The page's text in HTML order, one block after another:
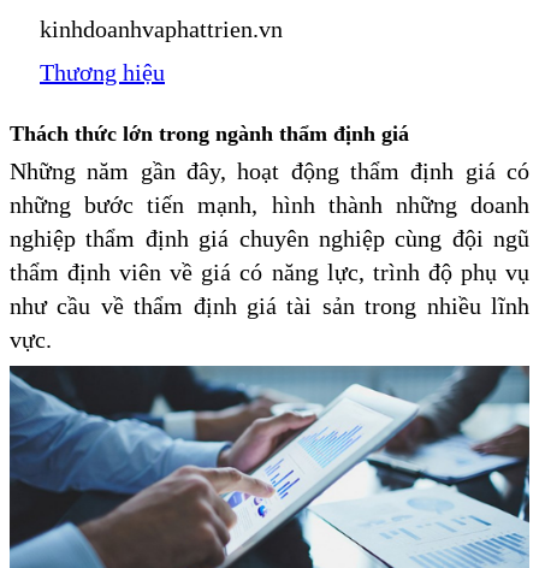
kinhdoanhvaphattrien.vn
Thương hiệu
Thách thức lớn trong ngành thẩm định giá
Những năm gần đây, hoạt động thẩm định giá có
những bước tiến mạnh, hình thành những doanh
nghiệp thẩm định giá chuyên nghiệp cùng đội ngũ
thẩm định viên về giá có năng lực, trình độ phụ vụ
như cầu về thẩm định giá tài sản trong nhiều lĩnh
vực.